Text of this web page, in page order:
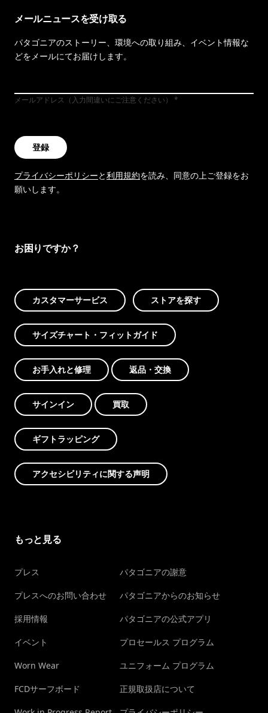
メールニュースを受け取る
パタゴニアのストーリー、環境への取り組み、イベント情報な
どをメールにてお届けします。
メールアドレス（入力間違いにご注意ください）
登録
プライバシーポリシーと利用規約を読み、同意の上ご登録をお
願いします。
お困りですか？
カスタマーサービス ストアを探す
サイズチャート・フィットガイド
お手入れと修理 返品・交換
サインイン 買取
ギフトラッピング
アクセシビリティに関する声明
もっと見る
プレス
プレスへのお問い合わせ
採用情報
イベント
Worn Wear
FCDサーフボード
パタゴニアの謝意
パタゴニアからのお知らせ
パタゴニアの公式アプリ
プロセールス プログラム
ユニフォーム プログラム
正規取扱店について